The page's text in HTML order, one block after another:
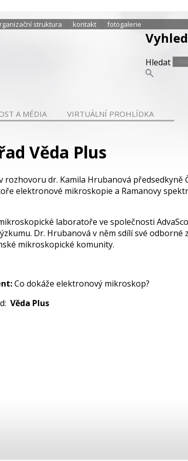
struktura kontakt fotogalerie
Hledat
A MÉDIA VIRTUÁLNÍ PROHLÍDKA
Věda Plus
dr. Kamila Hrubanová předsedkyně
elektronové mikroskopie a Ramanovy
laboratoře ve společnosti
Dr. Hrubanová v něm sdílí své odborné
mikroskopické komunity.
Co dokáže elektronový mikroskop?
Věda Plus